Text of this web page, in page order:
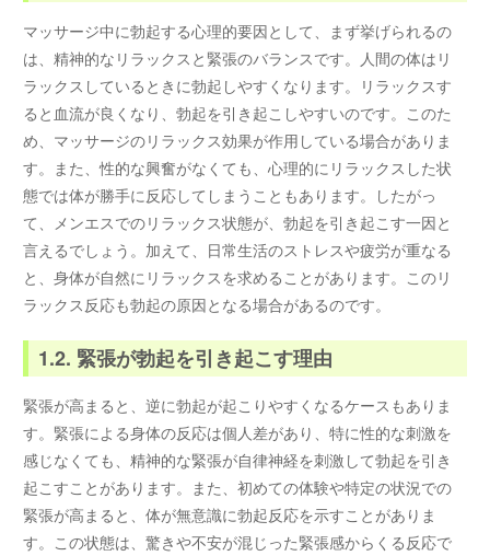
マッサージ中に勃起する心理的要因として、まず挙げられるの
は、精神的なリラックスと緊張のバランスです。人間の体はリ
ラックスしているときに勃起しやすくなります。リラックスす
ると血流が良くなり、勃起を引き起こしやすいのです。このた
め、マッサージのリラックス効果が作用している場合がありま
す。また、性的な興奮がなくても、心理的にリラックスした状
態では体が勝手に反応してしまうこともあります。したがっ
て、メンエスでのリラックス状態が、勃起を引き起こす一因と
言えるでしょう。加えて、日常生活のストレスや疲労が重なる
と、身体が自然にリラックスを求めることがあります。このリ
ラックス反応も勃起の原因となる場合があるのです。
1.2. 緊張が勃起を引き起こす理由
緊張が高まると、逆に勃起が起こりやすくなるケースもありま
す。緊張による身体の反応は個人差があり、特に性的な刺激を
感じなくても、精神的な緊張が自律神経を刺激して勃起を引き
起こすことがあります。また、初めての体験や特定の状況での
緊張が高まると、体が無意識に勃起反応を示すことがありま
す。この状態は、驚きや不安が混じった緊張感からくる反応で